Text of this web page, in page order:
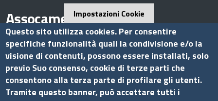
Assocamerestero
Contatti
Via G.B. Morgagni, 13 - 00161 Roma
Impostazioni Cookie
Questo sito utilizza cookies. Per consentire
specifiche funzionalità quali la condivisione e/o la
visione di contenuti, possono essere installati, solo
previo Suo consenso, cookie di terze parti che
consentono alla terza parte di profilare gli utenti.
Tramite questo banner, può accettare tutti i